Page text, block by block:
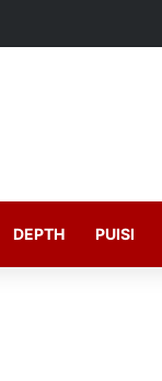
DEPTH PUISI